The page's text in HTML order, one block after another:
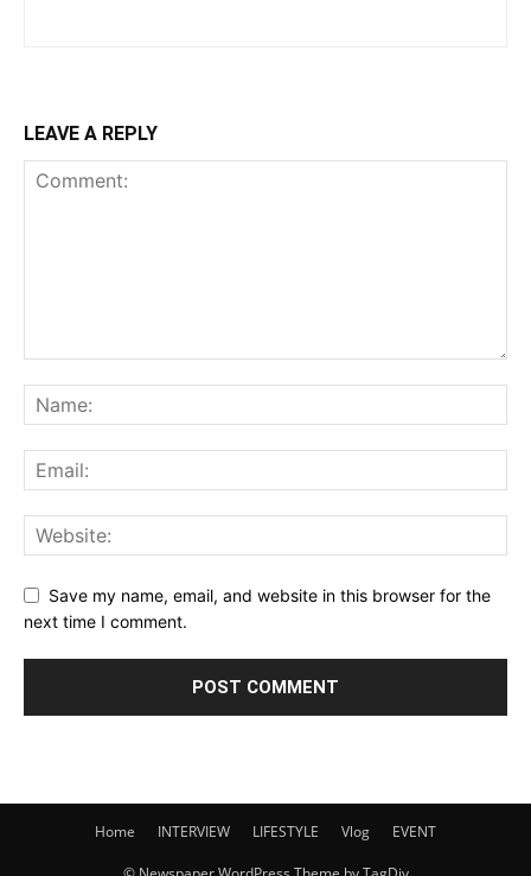
LEAVE A REPLY
Save my name, email, and website in this browser for the
next time I comment.
Home INTERVIEW LIFESTYLE Vlog EVENT